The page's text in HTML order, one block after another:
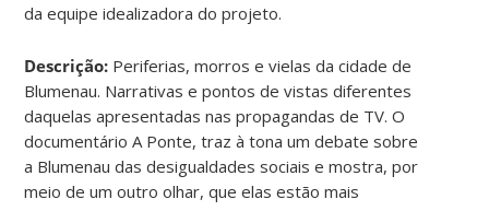
da equipe idealizadora do projeto.
Descrição: Periferias, morros e vielas da cidade de
Blumenau. Narrativas e pontos de vistas diferentes
daquelas apresentadas nas propagandas de TV. O
documentário A Ponte, traz à tona um debate sobre
a Blumenau das desigualdades sociais e mostra, por
meio de um outro olhar, que elas estão mais